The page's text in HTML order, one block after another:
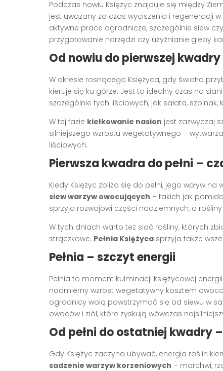
Podczas nowiu Księżyc znajduje się między
jest uważany za czas wyciszenia i regeneracji
aktywne prace ogrodnicze, szczególnie siew
przygotowanie narzędzi czy użyźnianie gleby
Od nowiu do pierwszej
W okresie rosnącego Księżyca, gdy światło
kieruje się ku górze. Jest to idealny czas na
szczególnie tych liściowych, jak sałata, szpinak,
W tej fazie kiełkowanie nasion jest zazwyczaj
silniejszego wzrostu wegetatywnego –
liściowych.
Pierwsza kwadra do pełni –
Kiedy Księżyc zbliża się do pełni, jego wpływ
siew warzyw owocujących – takich jak
sprzyja rozwojowi części nadziemnych, a
W tych dniach warto też siać rośliny, których
strączkowe. Pełnia Księżyca sprzyja także
Pełnia – szczyt energii
Pełnia to moment kulminacji księżycowej
nadmierny wzrost wegetatywny kosztem
ogrodnicy wolą powstrzymać się od siewu w
owoców i ziół, które zyskują wówczas
Od pełni do ostatniej kwadry
Gdy Księżyc zaczyna ubywać, energia roślin
sadzenie warzyw korzeniowych – marchwi,